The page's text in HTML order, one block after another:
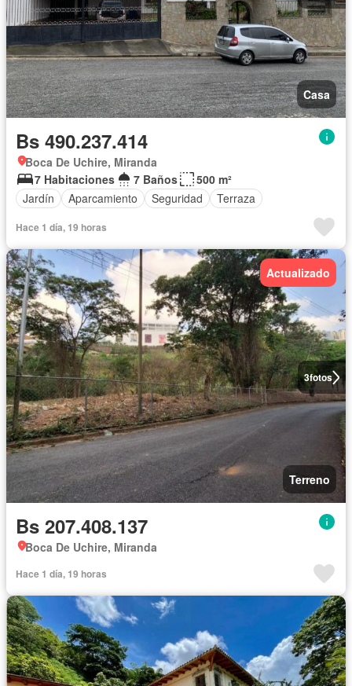
Casa
Bs 490.237.414
Boca De Uchire, Miranda
7 Habitaciones
7 Baños
500 m²
Jardín
Aparcamiento Seguridad Terraza
Hace 1 día, 19 horas
3fotos
Actualizado
Terreno
Bs 207.408.137
Boca De Uchire, Miranda
Hace 1 día, 19 horas